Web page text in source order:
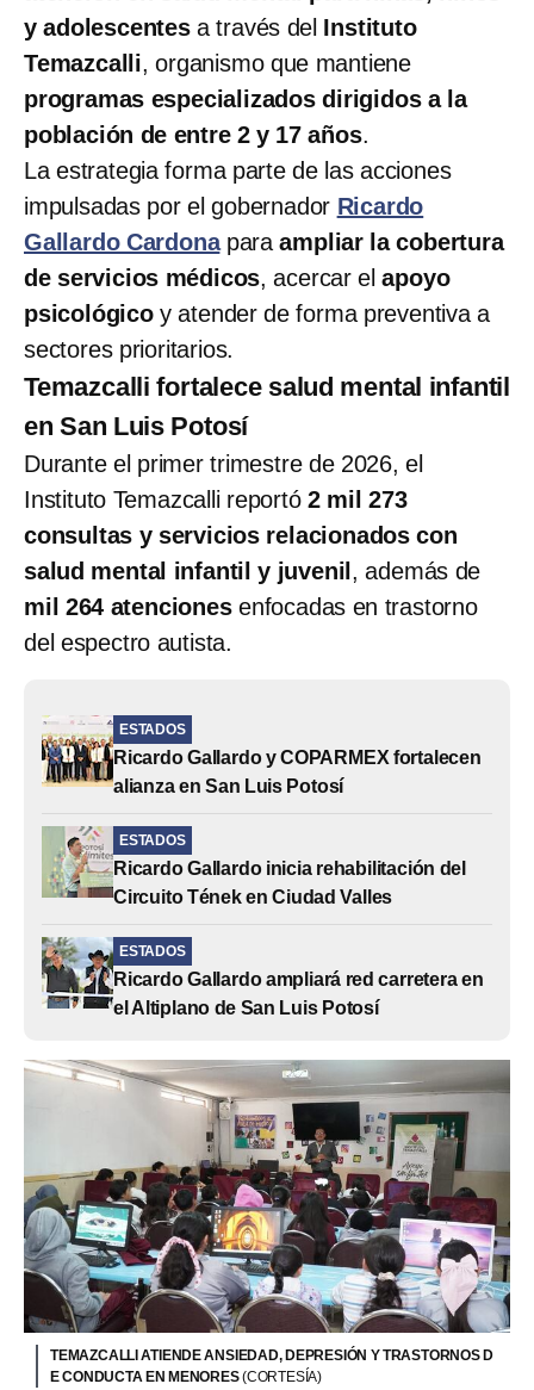
y adolescentesa través del Instituto
Temazcalli, organismo que mantiene
programas especializados dirigidos a la
población de entre 2 y 17 años.
La estrategia forma parte de las acciones
impulsadas por el gobernador Ricardo
Gallardo Cardonaparaampliar la cobertura
de servicios médicos, acercar elapoyo
psicológicoy atender de forma preventiva a
sectores prioritarios.
Temazcalli fortalece salud mental infantil
en San Luis Potosí
Durante el primer trimestre de 2026, el
Instituto Temazcalli reportó2 mil 273
consultas y servicios relacionados con
salud mental infantil y juvenil , además de
mil 264 atencionesenfocadas en trastorno
del espectro autista.
ESTADOS
Ricardo Gallardo y COPARMEX fortalecen
alianza en San Luis Potosí
ESTADOS
Ricardo Gallardo inicia rehabilitación del
Circuito Tének en Ciudad Valles
ESTADOS
Ricardo Gallardo ampliará red carretera en
el Altiplano de San Luis Potosí
TEMAZCALLI ATIENDE ANSIEDAD, DEPRESIÓN Y TRASTORNOS D
E CONDUCTA EN MENORES(CORTESÍA)